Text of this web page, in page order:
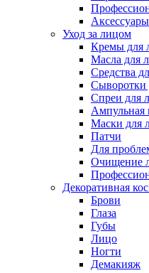
Аксессуары
Уход за лицом
Кремы для
Масла для
Средства
Сыворотки
Спреи для
Ампульная
Маски для
Патчи
Для
Очищение
Декоративная
Брови
Глаза
Губы
Лицо
Ногти
Демакияж